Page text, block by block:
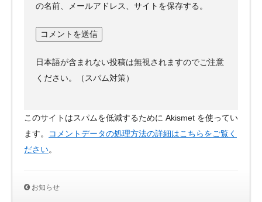
の名前、メールアドレス、サイトを保存する。
日本語が含まれない投稿は無視されますのでご注意
ください。（スパム対策）
このサイトはスパムを低減するために Akismet を使ってい
ます。
コメントデータの処理方法の詳細はこちらをご覧く
ださい。
お知らせ